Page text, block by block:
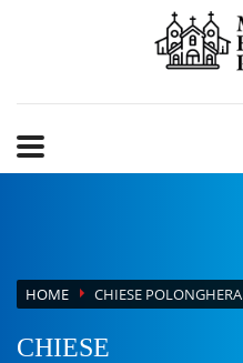
HOME CHIESE POLONGHERA
CHIESE